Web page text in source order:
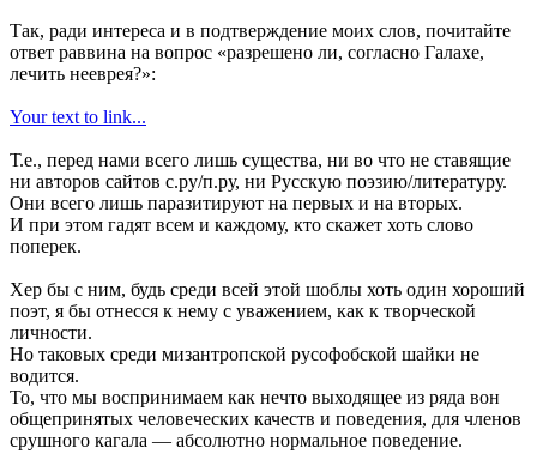
Так, ради интереса и в подтверждение моих слов, почитайте
ответ раввина на вопрос «разрешено ли, согласно Галахе,
лечить нееврея?»:
Your text to link...
Т.е., перед нами всего лишь существа, ни во что не ставящие
ни авторов сайтов с.ру/п.ру, ни Русскую поэзию/литературу.
Они всего лишь паразитируют на первых и на вторых.
И при этом гадят всем и каждому, кто скажет хоть слово
поперек.
Хер бы с ним, будь среди всей этой шоблы хоть один хороший
поэт, я бы отнесся к нему с уважением, как к творческой
личности.
Но таковых среди мизантропской русофобской шайки не
водится.
То, что мы воспринимаем как нечто выходящее из ряда вон
общепринятых человеческих качеств и поведения, для членов
срушного кагала — абсолютно нормальное поведение.